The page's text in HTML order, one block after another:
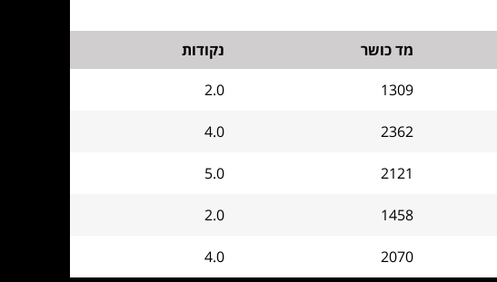
מד כושר
נקודות
1309
2.0
2362
4.0
2121
5.0
1458
2.0
2070
4.0